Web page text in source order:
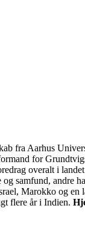
fra Aarhus
for
overalt i
samfund, andre
Marokko og
flere år i Indien.